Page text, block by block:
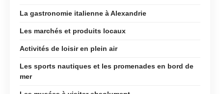
La gastronomie italienne à Alexandrie
Les marchés et produits locaux
Activités de loisir en plein air
Les sports nautiques et les promenades en bord de
mer